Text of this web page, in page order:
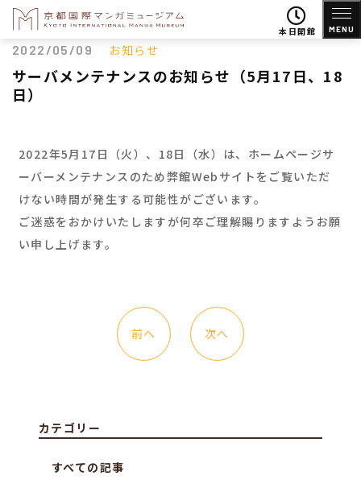
本日開館 MENU
2022/05/09 お知らせ
サーバメンテナンスのお知らせ（5月17日、18
日）
2022年5月17日（火）、18日（水）は、ホームページサ
ーバーメンテナンスのため弊館Webサイトをご覧いただ
けない時間が発生する可能性がございます。
ご迷惑をおかけいたしますが何卒ご理解賜りますようお願
い申し上げます。
前へ 次へ
カテゴリー
すべての記事